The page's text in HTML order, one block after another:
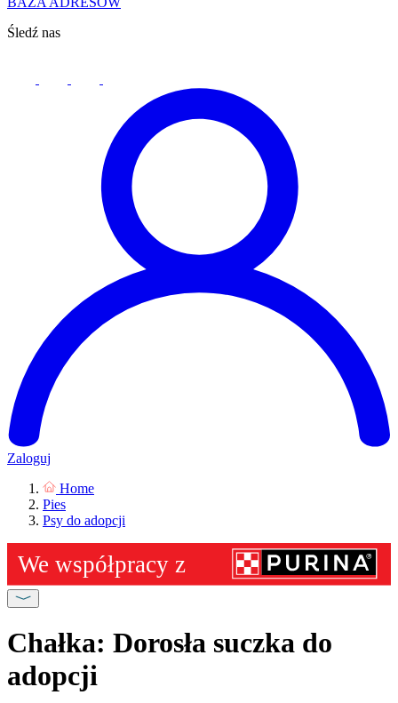
Śledź nas
Zaloguj
Home
Pies
Psy do adopcji
Chałka: Dorosła suczka do
adopcji